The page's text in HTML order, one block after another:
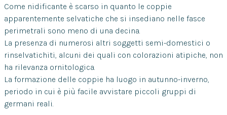
Come nidificante è scarso in quanto le coppie
apparentemente selvatiche che si insediano nelle fasce
perimetrali sono meno di una decina.
La presenza di numerosi altri soggetti semi-domestici o
rinselvatichiti, alcuni dei quali con colorazioni atipiche, non
ha rilevanza ornitologica.
La formazione delle coppie ha luogo in autunno-inverno,
periodo in cui è più facile avvistare piccoli gruppi di
germani reali.